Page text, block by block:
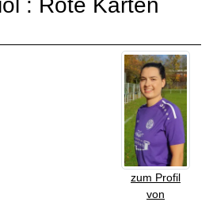
: Rote Karten
zum Profil
von